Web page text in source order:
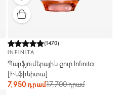
(1470)
INFINITA
Պարֆյումերային ջուր Infinita
[Ինֆինիտա]
7,950 դրամ17,700 դրամ